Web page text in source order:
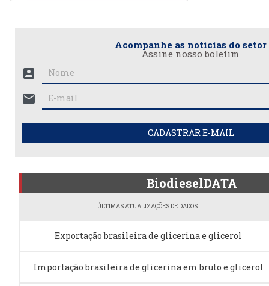
Acompanhe as notícias do setor
Assine nosso boletim
account_box
mail
CADASTRAR E-MAIL
BiodieselDATA
ÚLTIMAS ATUALIZAÇÕES DE DADOS
Exportação brasileira de glicerina e glicerol
Importação brasileira de glicerina em bruto e glicerol